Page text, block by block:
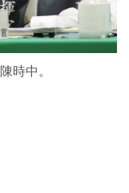
時中。